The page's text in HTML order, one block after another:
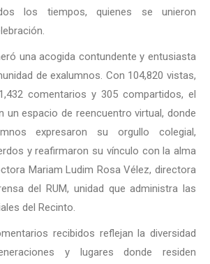
los tiempos, quienes se unieron
una acogida contundente y entusiasta
de exalumnos. Con 104,820 vistas,
comentarios y 305 compartidos, el
espacio de reencuentro virtual, donde
expresaron su orgullo colegial,
y reafirmaron su vínculo con la alma
Mariam Ludim Rosa Vélez, directora
del RUM, unidad que administra las
del Recinto.
recibidos reflejan la diversidad
y lugares donde residen